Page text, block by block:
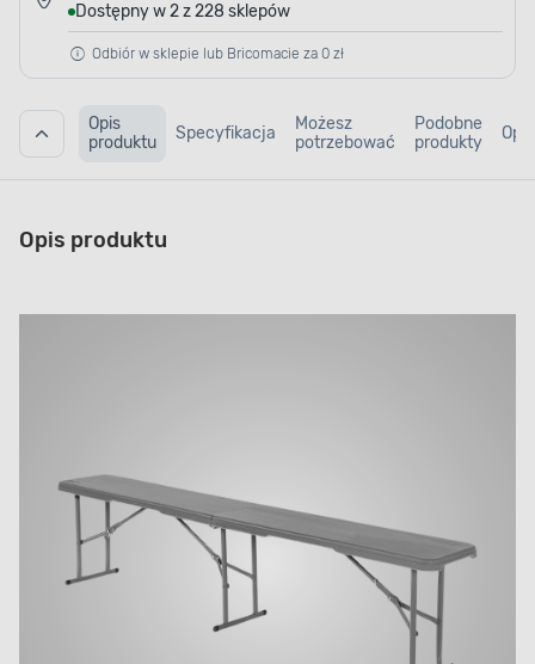
Dostępny w 2 z 228 sklepów
Odbiór w sklepie lub Bricomacie za 0 zł
Opis
produktu
Specyfikacja
Możesz
potrzebować
Podobne
produkty
Opis produktu